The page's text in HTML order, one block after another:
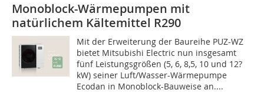
Monoblock-Wärmepumpen mit
natürlichem Kältemittel R290
Mit der Erweiterung der Baureihe PUZ-WZ
bietet Mitsubishi Electric nun insgesamt
fünf Leistungsgrößen (5, 6, 8,5, 10 und 12?
kW) seiner Luft/Wasser-Wärmepumpe
Ecodan in Monoblock-Bauweise an....